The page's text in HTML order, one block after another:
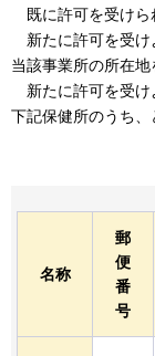
既に許可を受けら
新たに許可を受け
当該事業所の所在地
新たに許可を受け
下記保健所のうち、
名称
郵
便
番
号